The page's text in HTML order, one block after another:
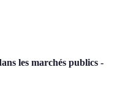
les marchés publics -